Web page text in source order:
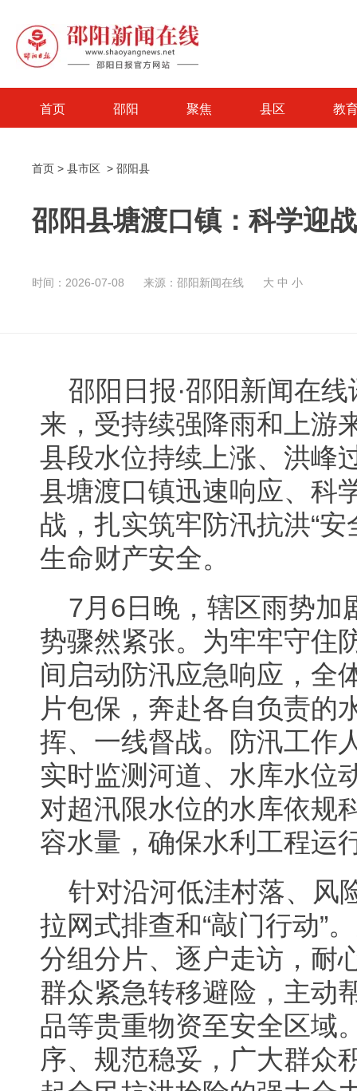
首页 邵阳 聚焦 县区 教
首页 > 县市区 > 邵阳县
邵阳县塘渡口镇：科学迎
时间：2026-07-08 来源：邵阳新闻在线 大 中 小
邵阳日报·邵阳新闻在
来，受持续强降雨和上游
县段水位持续上涨、洪峰
县塘渡口镇迅速响应、科
战，扎实筑牢防汛抗洪“
生命财产安全。
7月6日晚，辖区雨势加
势骤然紧张。为牢牢守住
间启动防汛应急响应，全
片包保，奔赴各自负责的
挥、一线督战。防汛工作
实时监测河道、水库水位
对超汛限水位的水库依规
容水量，确保水利工程运
针对沿河低洼村落、风
拉网式排查和“敲门行动”
分组分片、逐户走访，耐
群众紧急转移避险，主动
品等贵重物资至安全区域
序、规范稳妥，广大群众